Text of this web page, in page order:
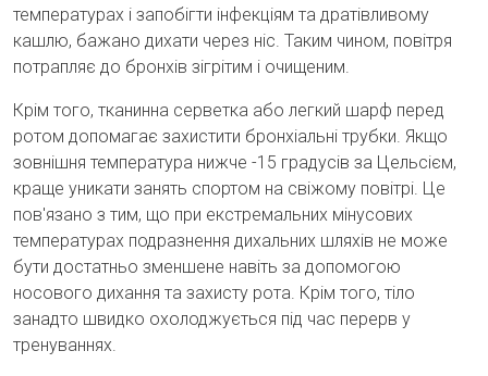
температурах і запобігти інфекціям та дратівливому
кашлю, бажано дихати через ніс. Таким чином, повітря
потрапляє до бронхів зігрітим і очищеним.
Крім того, тканинна серветка або легкий шарф перед
ротом допомагає захистити бронхіальні трубки. Якщо
зовнішня температура нижче -15 градусів за Цельсієм,
краще уникати занять спортом на свіжому повітрі. Це
пов'язано з тим, що при екстремальних мінусових
температурах подразнення дихальних шляхів не може
бути достатньо зменшене навіть за допомогою
носового дихання та захисту рота. Крім того, тіло
занадто швидко охолоджується під час перерв у
тренуваннях.